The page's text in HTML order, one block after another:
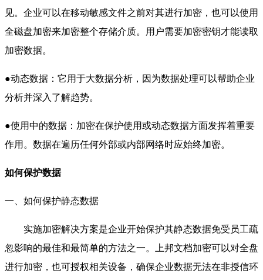
见。企业可以在移动敏感文件之前对其进行加密，也可以使用
全磁盘加密来加密整个存储介质。用户需要加密密钥才能读取
加密数据。
●动态数据：它用于大数据分析，因为数据处理可以帮助企业
分析并深入了解趋势。
●使用中的数据：加密在保护使用或动态数据方面发挥着重要
作用。数据在遍历任何外部或内部网络时应始终加密。
如何保护数据
一、如何保护静态数据
实施加密解决方案是企业开始保护其静态数据免受员工疏
忽影响的最佳和最简单的方法之一。上邦文档加密可以对全盘
进行加密，也可授权相关设备，确保企业数据无法在非授信环